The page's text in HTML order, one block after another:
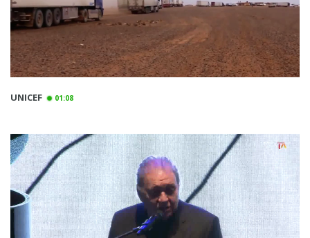
UNICEF 01:08